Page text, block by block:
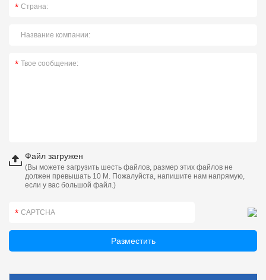
Файл загружен
(Вы можете загрузить шесть файлов, размер этих файлов не
должен превышать 10 М. Пожалуйста, напишите нам напрямую,
если у вас большой файл.)